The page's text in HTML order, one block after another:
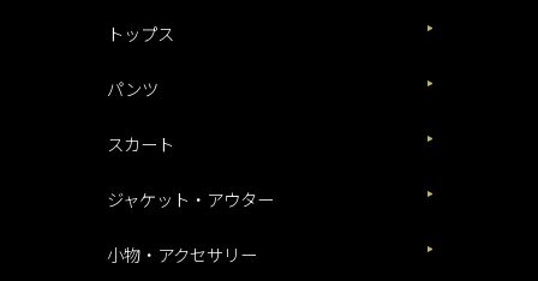
トップス
パンツ
スカート
ジャケット・アウター
小物・アクセサリー